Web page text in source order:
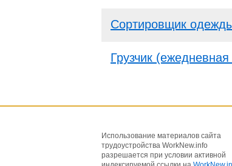
Сортировщик
Грузчик
Использование материалов сайта
трудоустройства WorkNew.info
разрешается при условии активной